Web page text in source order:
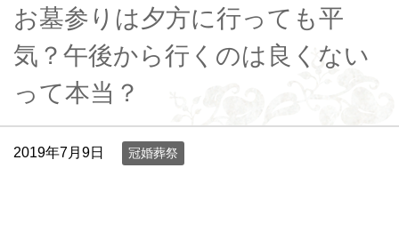
お墓参りは夕方に行っても平
気？午後から行くのは良くない
って本当？
2019年7月9日 冠婚葬祭